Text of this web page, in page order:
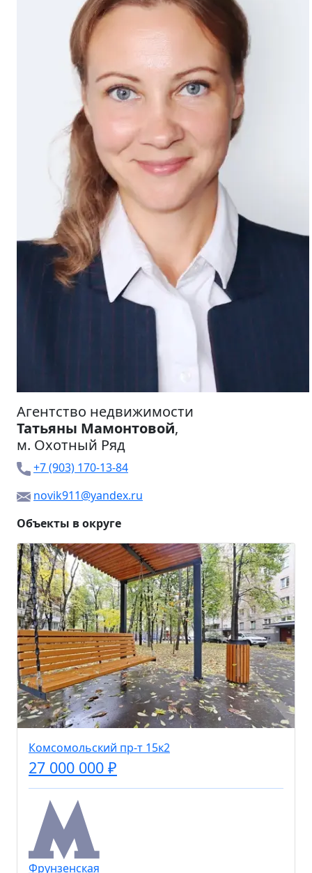
Агентство недвижимости
Татьяны Мамонтовой,
м. Охотный Ряд
+7 (903) 170-13-84
novik911@yandex.ru
Объекты в округе
Комсомольский пр-т 15к2
27 000 000 ₽
Фрунзенская